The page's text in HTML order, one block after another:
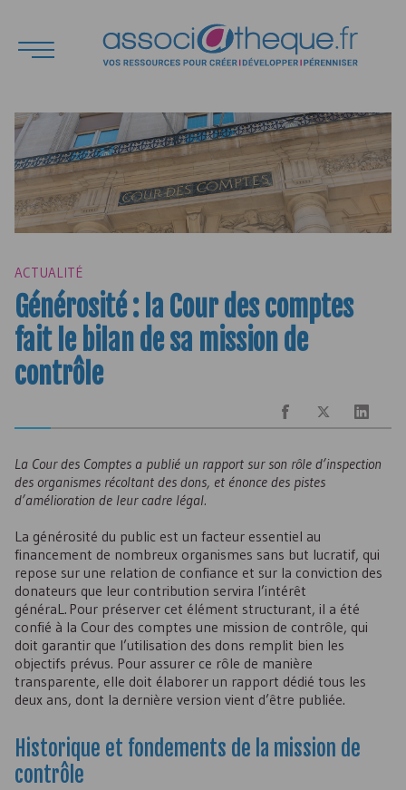
ACTUALITÉ
Générosité : la Cour des comptes
fait le bilan de sa mission de
contrôle
La Cour des Comptes a publié un rapport sur son rôle d’inspection
des organismes récoltant des dons, et énonce des pistes
d’amélioration de leur cadre légal.
La générosité du public est un facteur essentiel au
financement de nombreux organismes sans but lucratif, qui
repose sur une relation de confiance et sur la conviction des
donateurs que leur contribution servira l’intérêt
généraL. Pour préserver cet élément structurant, il a été
confié à la Cour des comptes une mission de contrôle, qui
doit garantir que l’utilisation des dons remplit bien les
objectifs prévus. Pour assurer ce rôle de manière
transparente, elle doit élaborer un rapport dédié tous les
deux ans, dont la dernière version vient d’être publiée.
Historique et fondements de la mission de
contrôle